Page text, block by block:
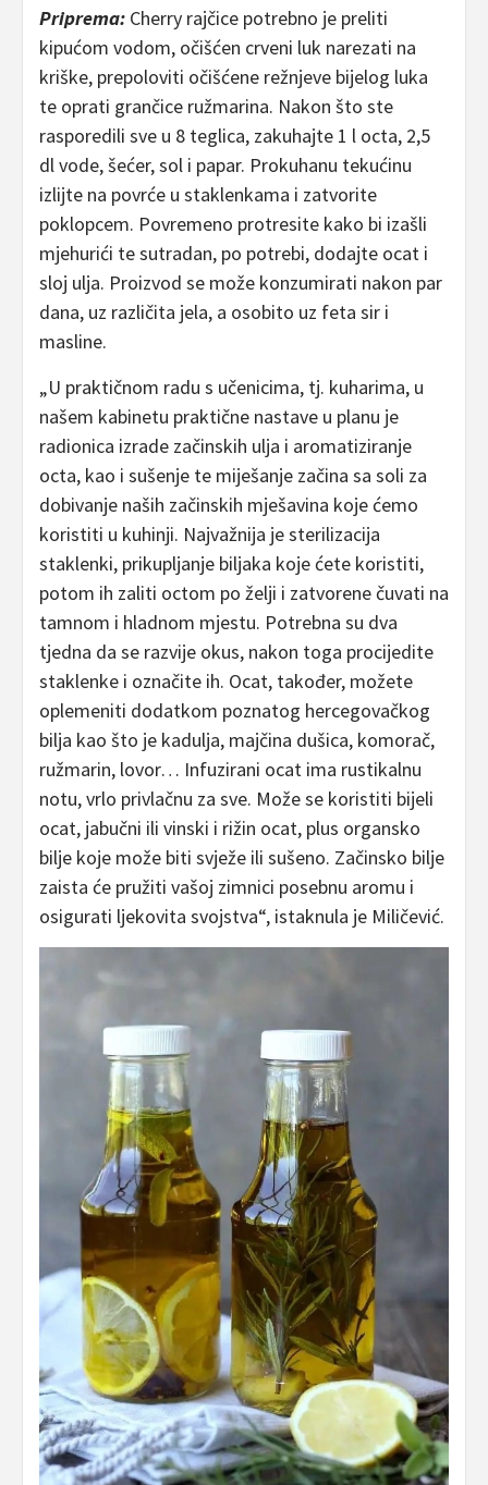
Priprema: Cherry rajčice potrebno je preliti
kipućom vodom, očišćen crveni luk narezati na
kriške, prepoloviti očišćene režnjeve bijelog luka
te oprati grančice ružmarina. Nakon što ste
rasporedili sve u 8 teglica, zakuhajte 1 l octa, 2,5
dl vode, šećer, sol i papar. Prokuhanu tekućinu
izlijte na povrće u staklenkama i zatvorite
poklopcem. Povremeno protresite kako bi izašli
mjehurići te sutradan, po potrebi, dodajte ocat i
sloj ulja. Proizvod se može konzumirati nakon par
dana, uz različita jela, a osobito uz feta sir i
masline.
„U praktičnom radu s učenicima, tj. kuharima, u
našem kabinetu praktične nastave u planu je
radionica izrade začinskih ulja i aromatiziranje
octa, kao i sušenje te miješanje začina sa soli za
dobivanje naših začinskih mješavina koje ćemo
koristiti u kuhinji. Najvažnija je sterilizacija
staklenki, prikupljanje biljaka koje ćete koristiti,
potom ih zaliti octom po želji i zatvorene čuvati na
tamnom i hladnom mjestu. Potrebna su dva
tjedna da se razvije okus, nakon toga procijedite
staklenke i označite ih. Ocat, također, možete
oplemeniti dodatkom poznatog hercegovačkog
bilja kao što je kadulja, majčina dušica, komorač,
ružmarin, lovor… Infuzirani ocat ima rustikalnu
notu, vrlo privlačnu za sve. Može se koristiti bijeli
ocat, jabučni ili vinski i rižin ocat, plus organsko
bilje koje može biti svježe ili sušeno. Začinsko bilje
zaista će pružiti vašoj zimnici posebnu aromu i
osigurati ljekovita svojstva“, istaknula je Miličević.